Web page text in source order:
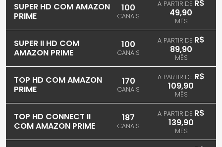
SUPER HD COM AMAZON
PRIME
100
CANAIS
A PARTIR DE R$
49,90
MÊS
SUPER II HD COM
AMAZON PRIME
100
CANAIS
A PARTIR DE R$
89,90
MÊS
TOP HD COM AMAZON
PRIME
170
CANAIS
A PARTIR DE R$
109,90
MÊS
TOP HD CONNECT II
COM AMAZON PRIME
187
CANAIS
A PARTIR DE R$
139,90
MÊS